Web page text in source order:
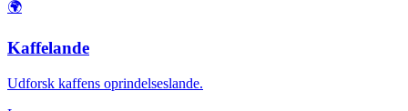
🌍
Kaffelande
Udforsk kaffens oprindelseslande.